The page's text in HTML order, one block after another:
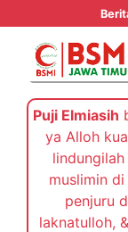
Jumat, 22 Maret
Palu,
Puji Elmiasih
ya Alloh
muslimin
penjuru
laknatulloh,